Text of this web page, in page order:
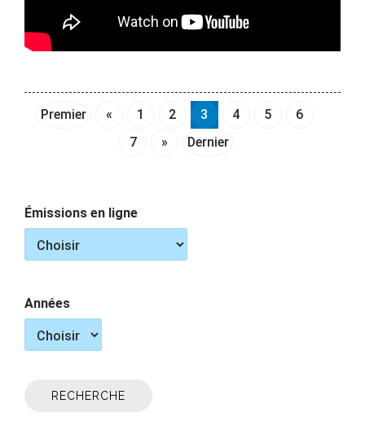
Premier « 1 2 3 4 5
6
7
» Dernier
Émissions en ligne
Années
RECHERCHE